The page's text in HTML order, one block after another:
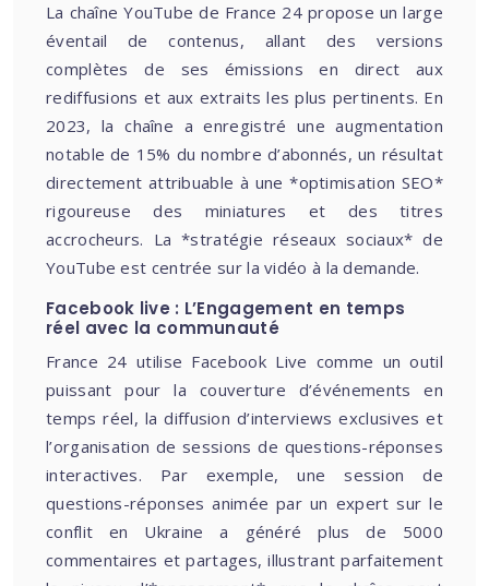
La chaîne YouTube de France 24 propose un large
éventail de contenus, allant des versions
complètes de ses émissions en direct aux
rediffusions et aux extraits les plus pertinents. En
2023, la chaîne a enregistré une augmentation
notable de 15% du nombre d’abonnés, un résultat
directement attribuable à une *optimisation SEO*
rigoureuse des miniatures et des titres
accrocheurs. La *stratégie réseaux sociaux* de
YouTube est centrée sur la vidéo à la demande.
Facebook live : L’Engagement en temps
réel avec la communauté
France 24 utilise Facebook Live comme un outil
puissant pour la couverture d’événements en
temps réel, la diffusion d’interviews exclusives et
l’organisation de sessions de questions-réponses
interactives. Par exemple, une session de
questions-réponses animée par un expert sur le
conflit en Ukraine a généré plus de 5000
commentaires et partages, illustrant parfaitement